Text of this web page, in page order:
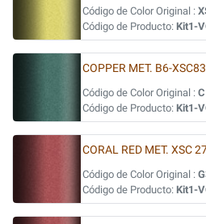
Código de Color Original :
Código de Producto: Kit1-
COPPER MET. B6-
Código de Color Original : C
Código de Producto: Kit1-
CORAL RED MET. XSC
Código de Color Original :
Código de Producto: Kit1-